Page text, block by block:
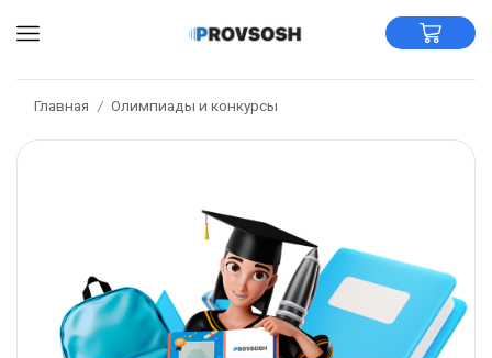
Главная / Олимпиады и конкурсы